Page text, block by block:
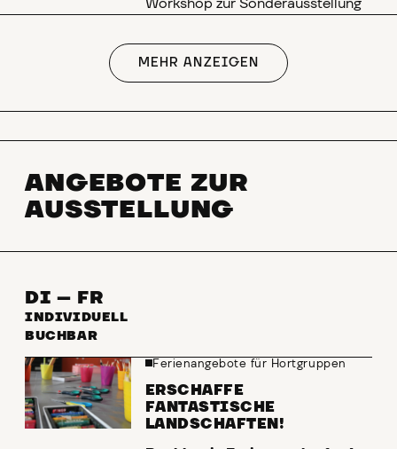
Workshop zur Sonderausstellung
MEHR ANZEIGEN
ANGEBOTE ZUR
AUSSTELLUNG
DI – FR
INDIVIDUELL
BUCHBAR
Ferienangebote für Hortgruppen
ERSCHAFFE
FANTASTISCHE
LANDSCHAFTEN!